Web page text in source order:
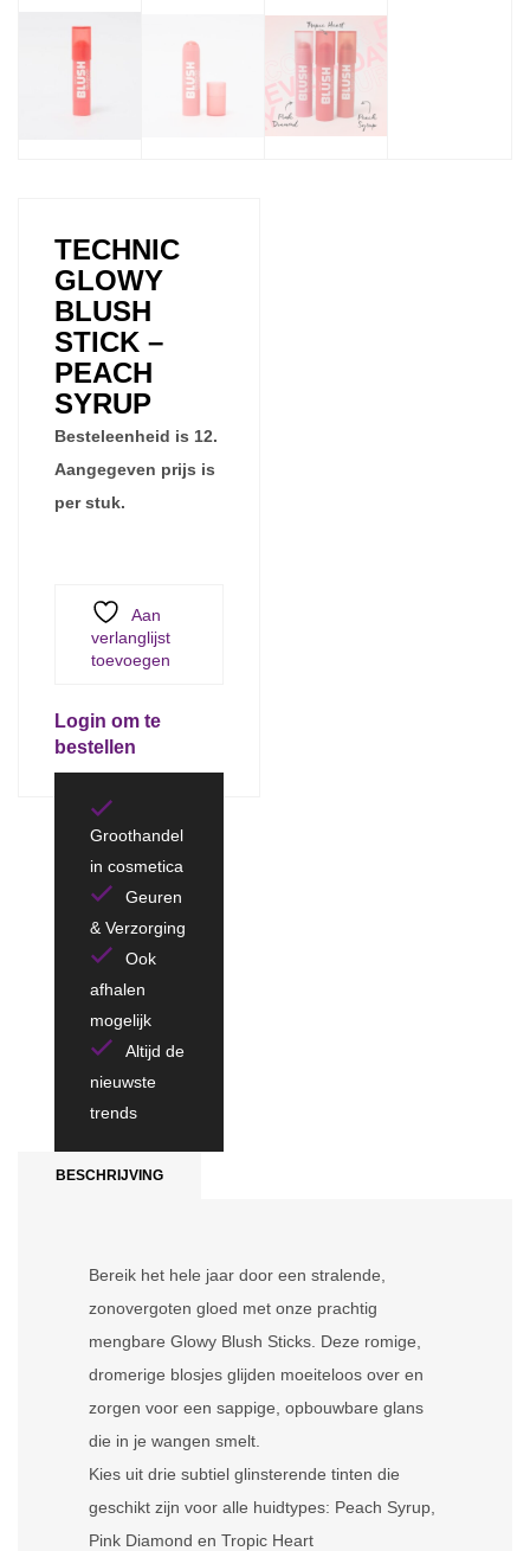
TECHNIC
GLOWY
BLUSH
STICK –
PEACH
SYRUP
Besteleenheid is 12.
Aangegeven prijs is
per stuk.
Aan
verlanglijst
toevoegen
Login om te
bestellen
Groothandel
in cosmetica
Geuren
& Verzorging
Ook
afhalen
mogelijk
Altijd de
nieuwste
trends
BESCHRIJVING
Bereik het hele jaar door een stralende,
zonovergoten gloed met onze prachtig
mengbare Glowy Blush Sticks. Deze romige,
dromerige blosjes glijden moeiteloos over en
zorgen voor een sappige, opbouwbare glans
die in je wangen smelt.
Kies uit drie subtiel glinsterende tinten die
geschikt zijn voor alle huidtypes: Peach Syrup,
Pink Diamond en Tropic Heart